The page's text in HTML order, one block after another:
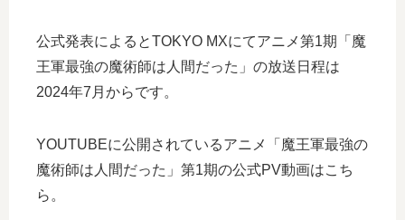
公式発表によるとTOKYO MXにてアニメ第1期「魔
王軍最強の魔術師は人間だった」の放送日程は
2024年7月からです。
YOUTUBEに公開されているアニメ「魔王軍最強の
魔術師は人間だった」第1期の公式PV動画はこち
ら。